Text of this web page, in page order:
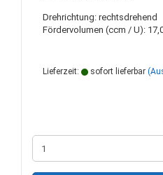
Drehrichtung: rechtsdrehend
Fördervolumen (ccm / U):
Lieferzeit: sofort lieferbar